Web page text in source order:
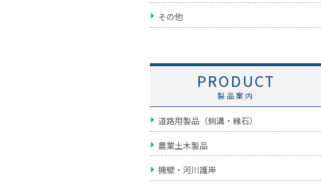
その他
PRODUCT
製品案内
道路用製品（側溝・縁石）
農業土木製品
擁壁・河川護岸